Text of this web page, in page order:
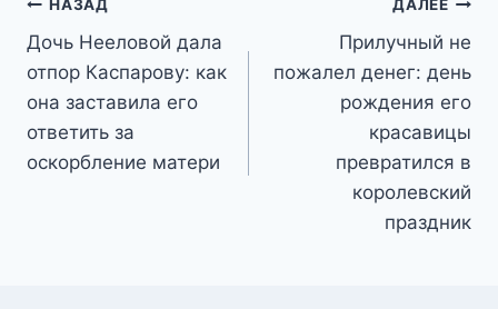
Навигация
по
записям
НАЗАД
Дочь Нееловой дала
отпор Каспарову: как
она заставила его
ответить за
оскорбление матери
ДАЛЕЕ
Прилучный не
пожалел денег: день
рождения его
красавицы
превратился в
королевский
праздник